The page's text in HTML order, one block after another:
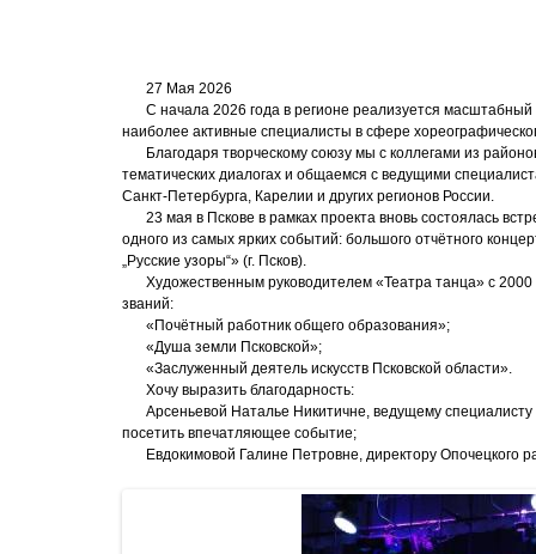
27 Мая 2026
С начала 2026 года в регионе реализуется
наиболее активные специалисты в сфере
Благодаря творческому союзу мы с коллегами из
тематических диалогах и общаемся с ведущими
Санкт‑Петербурга, Карелии и других регионов России.
23 мая в Пскове в рамках проекта вновь состоялась
одного из самых ярких событий: большого отчётного
„Русские узоры“» (г. Псков).
Художественным руководителем «Театра танца» с
званий:
«Почётный работник общего образования»;
«Душа земли Псковской»;
«Заслуженный деятель искусств Псковской области».
Хочу выразить благодарность:
Арсеньевой Наталье Никитичне, ведущему
посетить впечатляющее событие;
Евдокимовой Галине Петровне, директору Опочецкого